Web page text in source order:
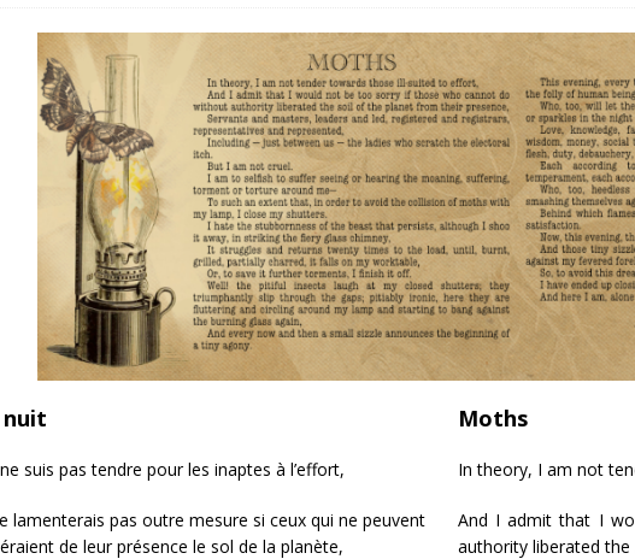
nuit
suis pas tendre pour les inaptes à l’effort,
lamenterais pas outre mesure si ceux qui ne peuvent
de leur présence le sol de la planète,
Moths
In theory, I am not
And I admit that I
authority liberated